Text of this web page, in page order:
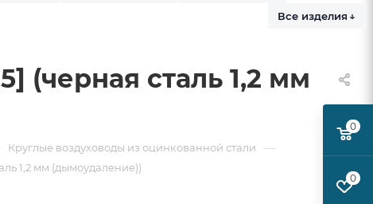
Все изделия ↓
(черная сталь 1,2 мм
Круглые воздуховоды из оцинкованной стали —
1,2 мм (дымоудаление))
0
0